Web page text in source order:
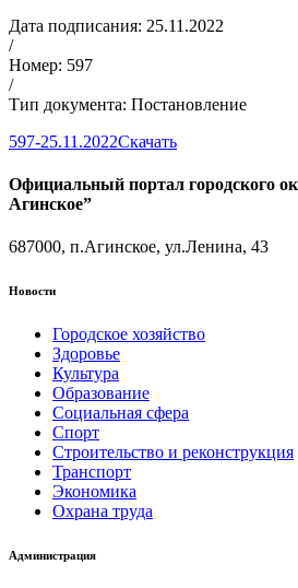
Дата подписания: 25.11.2022
/
Номер: 597
/
Тип документа: Постановление
597-25.11.2022Скачать
Официальный портал городского
Агинское”
687000, п.Агинское, ул.Ленина, 43
Новости
Городское хозяйство
Здоровье
Культура
Образование
Социальная сфера
Спорт
Строительство и реконструкция
Транспорт
Экономика
Охрана труда
Администрация